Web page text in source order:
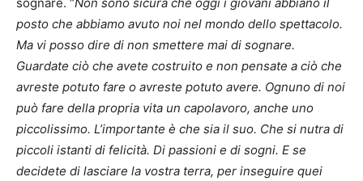
posto che abbiamo avuto noi nel mondo dello spettacolo.
Ma vi posso dire di non smettere mai di sognare.
Guardate ciò che avete costruito e non pensate a ciò che
avreste potuto fare o avreste potuto avere. Ognuno di noi
può fare della propria vita un capolavoro, anche uno
piccolissimo. L’importante è che sia il suo. Che si nutra di
piccoli istanti di felicità. Di passioni e di sogni. E se
decidete di lasciare la vostra terra, per inseguire quei